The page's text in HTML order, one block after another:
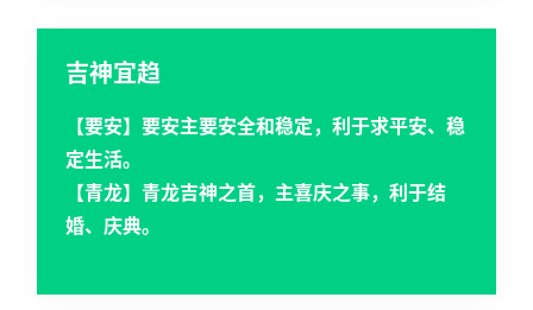
吉神宜趋
【要安】要安主要安全和稳定，利于求平安、稳
定生活。
【青龙】青龙吉神之首，主喜庆之事，利于结
婚、庆典。